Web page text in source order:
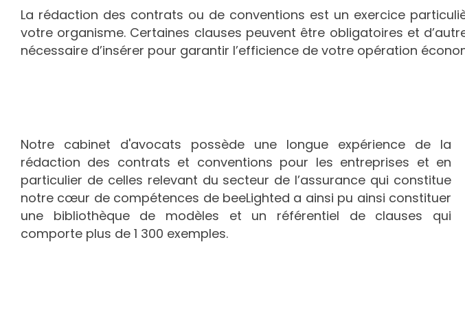
La rédaction des contrats ou de conventions est un exercice
votre organisme. Certaines clauses peuvent être obligatoires et
nécessaire d’insérer pour garantir l’efficience de votre opération
Notre cabinet d'avocats possède une longue expérience de la
rédaction des contrats et conventions pour les entreprises et en
particulier de celles relevant du secteur de l’assurance qui constitue
notre cœur de compétences de beeLighted a ainsi pu ainsi constituer
une bibliothèque de modèles et un référentiel de clauses qui
comporte plus de 1 300 exemples.